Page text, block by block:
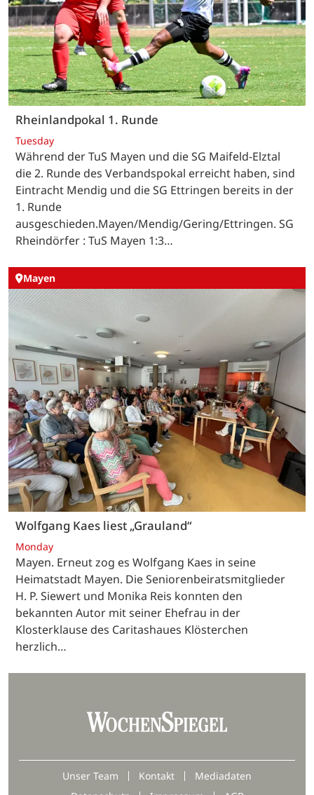
Rheinlandpokal 1. Runde
Tuesday
Während der TuS Mayen und die SG Maifeld-Elztal
die 2. Runde des Verbandspokal erreicht haben, sind
Eintracht Mendig und die SG Ettringen bereits in der
1. Runde
ausgeschieden.Mayen/Mendig/Gering/Ettringen. SG
Rheindörfer : TuS Mayen 1:3…
Mayen
Wolfgang Kaes liest „Grauland“
Monday
Mayen. Erneut zog es Wolfgang Kaes in seine
Heimatstadt Mayen. Die Seniorenbeiratsmitglieder
H. P. Siewert und Monika Reis konnten den
bekannten Autor mit seiner Ehefrau in der
Klosterklause des Caritashaues Klösterchen
herzlich…
Unser Team Kontakt
Mediadaten